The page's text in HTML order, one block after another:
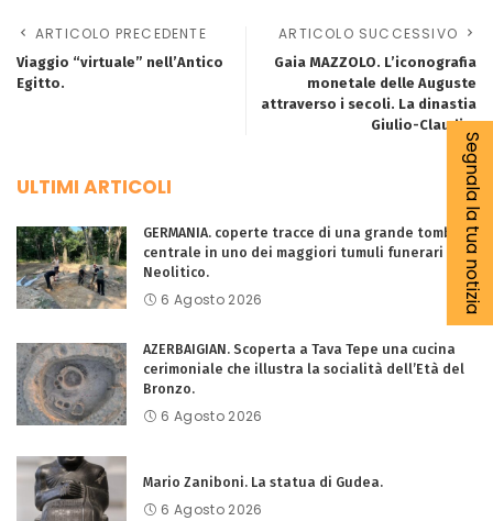
ARTICOLO PRECEDENTE
Viaggio “virtuale” nell’Antico
Egitto.
ARTICOLO SUCCESSIVO
Gaia MAZZOLO. L’iconografia
monetale delle Auguste
attraverso i secoli. La dinastia
Giulio-Claudia.
ULTIMI ARTICOLI
GERMANIA. coperte tracce di una grande tomba
centrale in uno dei maggiori tumuli funerari del
Neolitico.
6 Agosto 2026
AZERBAIGIAN. Scoperta a Tava Tepe una cucina
cerimoniale che illustra la socialità dell’Età del
Bronzo.
6 Agosto 2026
Mario Zaniboni. La statua di Gudea.
6 Agosto 2026
Segnala la tua notizia